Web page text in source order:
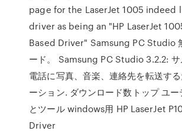
page for the LaserJet 1005 indeed
driver as being an "HP LaserJet
Based Driver" Samsung PC Studio
ード。 Samsung PC Studio 3.2.2:
電話に写真、音楽、連絡先を転送す
ーション. ダウンロード数トップ ユ
とツール windows用 HP LaserJet
Driver